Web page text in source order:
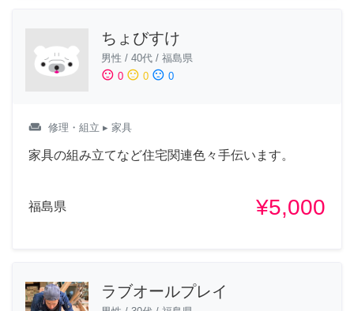
ちょびすけ
男性 / 40代 / 福島県
sentiment_satisfied 0 sentiment_neutral 0 sentiment_dissatisfied 0
weekend 修理・組立 ▸ 家具
家具の組み立てなど住宅関連色々手伝います。
福島県 ¥5,000
ラブオールプレイ